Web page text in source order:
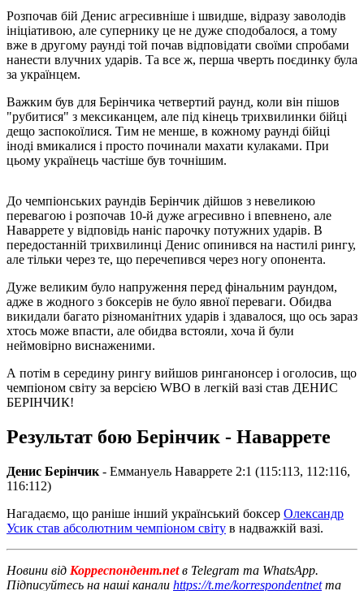
Розпочав бій Денис агресивніше і швидше, відразу заволодів
ініціативою, але супернику це не дуже сподобалося, а тому
вже в другому раунді той почав відповідати своїми спробами
нанести влучних ударів. Та все ж, перша чверть поєдинку була
за українцем.
Важким був для Берінчика четвертий раунд, коли він пішов
"рубитися" з мексиканцем, але під кінець трихвилинки бійці
дещо заспокоїлися. Тим не менше, в кожному раунді бійці
іноді вмикалися і просто починали махати кулаками. При
цьому українець частіше був точнішим.
До чемпіонських раундів Берінчик дійшов з невеликою
перевагою і розпочав 10-й дуже агресивно і впевнено, але
Наваррете у відповідь наніс парочку потужних ударів. В
передостанній трихвилинці Денис опинився на настилі рингу,
але тільки через те, що перечепився через ногу опонента.
Дуже великим було напруження перед фінальним раундом,
адже в жодного з боксерів не було явної переваги. Обидва
викидали багато різноманітних ударів і здавалося, що ось зараз
хтось може впасти, але обидва встояли, хоча й були
неймовірно виснаженими.
А потім в середину рингу вийшов ринганонсер і оголосив, що
чемпіоном світу за версією WBO в легкій вазі став ДЕНИС
БЕРІНЧИК!
Результат бою Берінчик - Наваррете
Денис Берінчик - Еммануель Наваррете 2:1 (115:113, 112:116,
116:112)
Нагадаємо, що раніше інший український боксер Олександр
Усик став абсолютним чемпіоном світу в надважкій вазі.
Новини від Корреспондент.netв Telegram та WhatsApp.
Підписуйтесь на наші канали https://t.me/korrespondentnetта